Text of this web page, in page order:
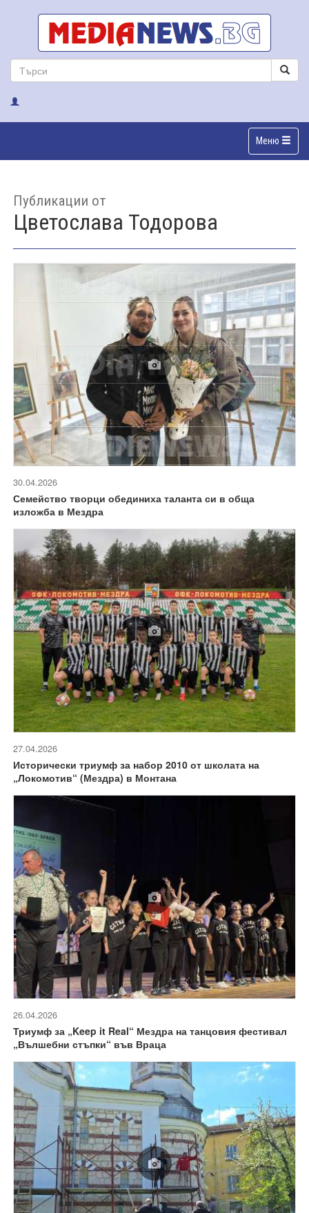
Меню
Публикации от
Цветослава Тодорова
30.04.2026
Семейство творци обединиха таланта си в обща
изложба в Мездра
27.04.2026
Исторически триумф за набор 2010 от школата на
„Локомотив“ (Мездра) в Монтана
26.04.2026
Триумф за „Keep it Real“ Мездра на танцовия фестивал
„Вълшебни стъпки“ във Враца